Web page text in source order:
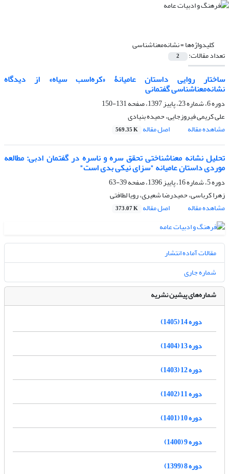
کلیدواژه‌ها =نشانه‌معناشناسی
تعداد مقالات: 2
ساختار روایی داستان عامیانۀ «کره‌اسب سیاه» از دیدگاه
نشانه‌معناشناسی گفتمانی
دوره 6، شماره 23، پاییز 1397، صفحه
131-150
علی کریمی فیروزجایی، حمیده بنیادی
مشاهده مقاله
اصل مقاله 569.35 K
تحلیل نشانه معناشناختی تحقق سره و ناسره در گفتمان ادبی: مطالعه
موردی داستان عامیانه "سزای نیکی بدی است"
دوره 5، شماره 16، پاییز 1396، صفحه
39-63
زهرا کرباسی، حمیدرضا شعیری، رویا لطافتی
مشاهده مقاله
اصل مقاله 373.07 K
مقالات آماده انتشار
شماره جاری
شماره‌های پیشین نشریه
دوره 14 (1405)
دوره 13 (1404)
دوره 12 (1403)
دوره 11 (1402)
دوره 10 (1401)
دوره 9 (1400)
دوره 8 (1399)